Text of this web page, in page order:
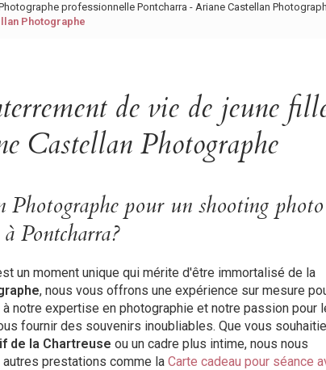
professionnelle Pontcharra - Ariane Castellan
Photographe
de vie de jeune
Castellan Photographe
pour un shooting photo
Pontcharra?
un moment unique qui mérite d'être immortalisé de la
, nous vous offrons une expérience sur mesure
notre expertise en photographie et notre passion pour
fournir des souvenirs inoubliables. Que vous
de la Chartreuse ou un cadre plus intime, nous nous
prestations comme la Carte cadeau pour séance